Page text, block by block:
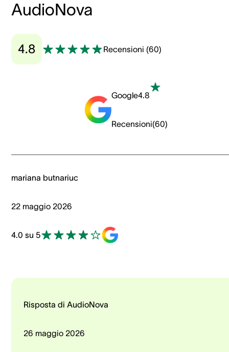
AudioNova
4.8 Recensioni (60)
Google4.8
Recensioni(60)
mariana butnariuc
22 maggio 2026
4.0 su 5
Risposta di AudioNova
26 maggio 2026